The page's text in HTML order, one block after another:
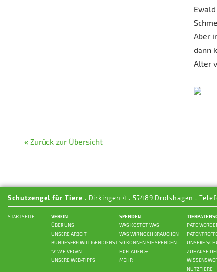
Aber
dann
Alter
« Zurück zur Übersicht
Schutzengel für Tiere . Dirkingen 4 . 57489 Drolshagen .
STARTSEITE
VEREIN
ÜBER UNS
UNSERE ARBEIT
BUNDESFREIWILLIGENDIENST
'V' WIE VEGAN
UNSERE WEB-TIPPS
SPENDEN
WAS KOSTET WAS
WAS WIR NOCH BRAUCHEN
SO KÖNNEN SIE SPENDEN
HOFLADEN &
MEHR
PATE
UNSERE
ZUHAUSE
NUTZTIERE